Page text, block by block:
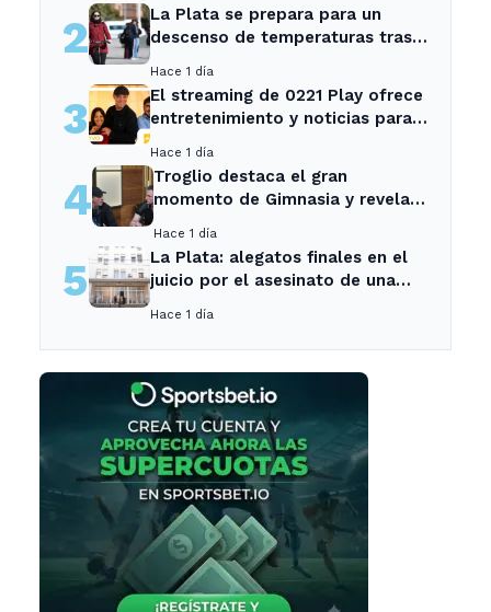
2
La Plata se prepara para un
descenso de temperaturas tras
Hace 1 día
3
El streaming de 0221 Play ofrece
entretenimiento y noticias para
Ensenada.
Hace 1 día
4
Troglio destaca el gran
momento de Gimnasia y revela
Hace 1 día
5
La Plata: alegatos finales en el
juicio por el asesinato de una
Hace 1 día